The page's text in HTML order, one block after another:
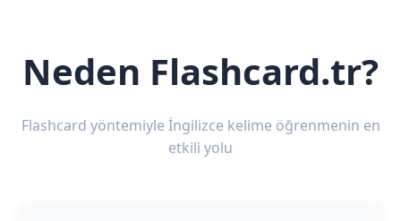
Neden Flashcard.tr?
Flashcard yöntemiyle İngilizce kelime öğrenmenin en
etkili yolu